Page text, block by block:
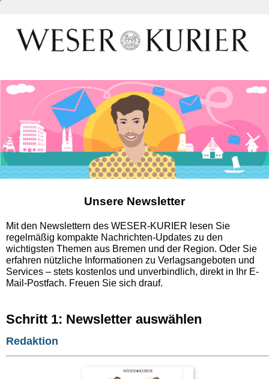
Unsere Newsletter
Mit den Newslettern des WESER-KURIER lesen Sie
regelmäßig kompakte Nachrichten-Updates zu den
wichtigsten Themen aus Bremen und der Region. Oder Sie
erfahren nützliche Informationen zu Verlagsangeboten und
Services – stets kostenlos und unverbindlich, direkt in Ihr E-
Mail-Postfach. Freuen Sie sich drauf.
Schritt 1: Newsletter auswählen
Redaktion